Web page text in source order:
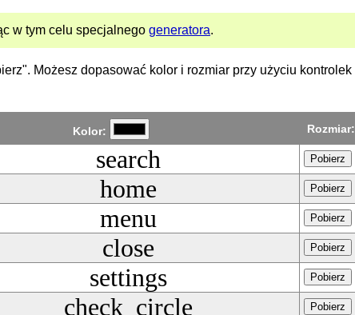
w tym celu specjalnego generatora.
Możesz dopasować kolor i rozmiar przy użyciu kontrolek
Kolor: Rozmiar:
search Pobierz
home Pobierz
menu Pobierz
close Pobierz
settings Pobierz
check_circle Pobierz